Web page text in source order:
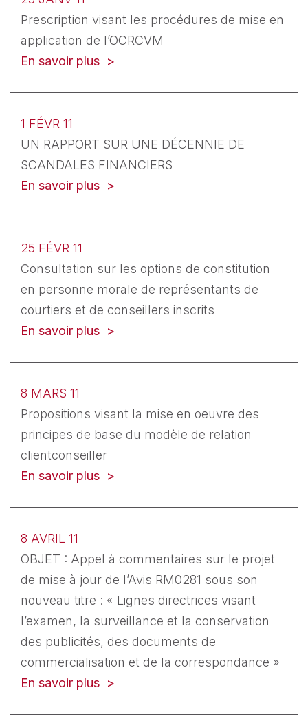
Prescription visant les procédures de mise en
application de l’OCRCVM
En savoir plus
1 FÉVR 11
UN RAPPORT SUR UNE DÉCENNIE DE
SCANDALES FINANCIERS
En savoir plus
25 FÉVR 11
Consultation sur les options de constitution
en personne morale de représentants de
courtiers et de conseillers inscrits
En savoir plus
8 MARS 11
Propositions visant la mise en oeuvre des
principes de base du modèle de relation
clientconseiller
En savoir plus
8 AVRIL 11
OBJET : Appel à commentaires sur le projet
de mise à jour de l’Avis RM0281 sous son
nouveau titre : « Lignes directrices visant
l’examen, la surveillance et la conservation
des publicités, des documents de
commercialisation et de la correspondance »
En savoir plus